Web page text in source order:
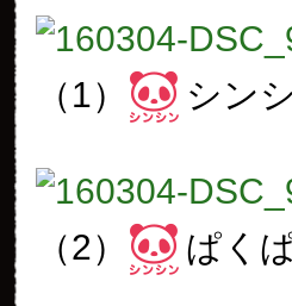
（1） シン
（2） ぱく